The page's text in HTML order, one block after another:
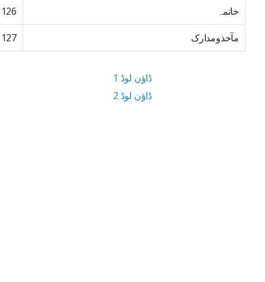
خاتمہ 126
مآخذومدارک 127
ڈاؤن لوڈ 1
ڈاؤن لوڈ 2